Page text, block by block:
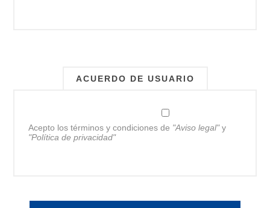
ACUERDO DE USUARIO
Acepto los términos y condiciones de "Aviso legal"y
"Política de privacidad"